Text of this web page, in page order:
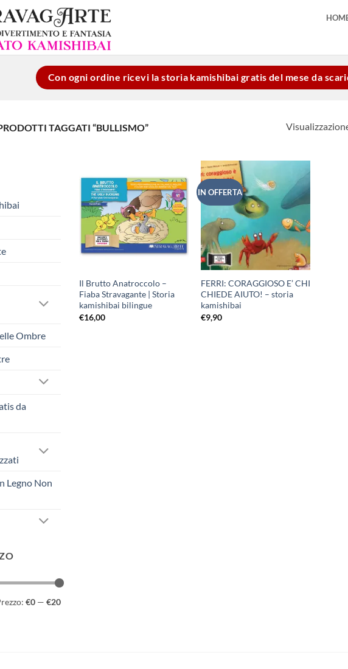
Con ogni ordine ricevi la storia kamishibai gratis del mese da
TAGGATI “BULLISMO”
Ombre
da
Legno Non
€0 — €20
Aggiungi
alla lista
dei
desideri
Il Brutto Anatroccolo –
Fiaba Stravagante | Storia
kamishibai bilingue
€16,00
IN OFFERTA
Aggiungi
alla lista
dei
desideri
FERRI: CORAGGIOSO E’ CHI
CHIEDE AIUTO! – storia
kamishibai
€9,90